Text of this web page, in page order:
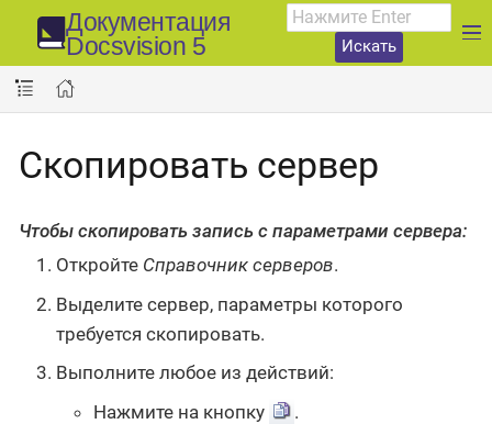
Документация
Docsvision 5
Искать
Скопировать сервер
Чтобы скопировать запись с параметрами сервера:
Откройте Справочник серверов.
Выделите сервер, параметры которого
требуется скопировать.
Выполните любое из действий:
Нажмите на кнопку
.